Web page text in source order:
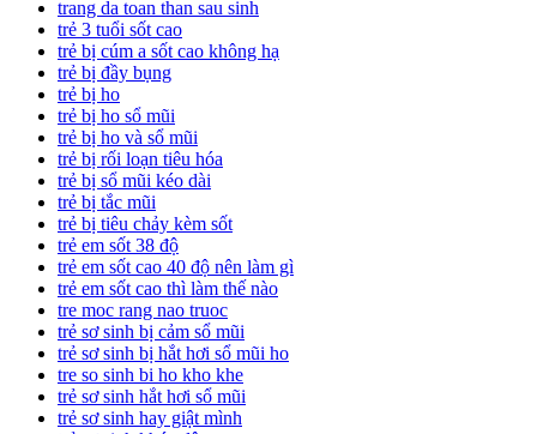
trang da toan than sau sinh
trẻ 3 tuổi sốt cao
trẻ bị cúm a sốt cao không hạ
trẻ bị đầy bụng
trẻ bị ho
trẻ bị ho sổ mũi
trẻ bị ho và sổ mũi
trẻ bị rối loạn tiêu hóa
trẻ bị sổ mũi kéo dài
trẻ bị tắc mũi
trẻ bị tiêu chảy kèm sốt
trẻ em sốt 38 độ
trẻ em sốt cao 40 độ nên làm gì
trẻ em sốt cao thì làm thế nào
tre moc rang nao truoc
trẻ sơ sinh bị cảm sổ mũi
trẻ sơ sinh bị hắt hơi sổ mũi ho
tre so sinh bi ho kho khe
trẻ sơ sinh hắt hơi sổ mũi
trẻ sơ sinh hay giật mình